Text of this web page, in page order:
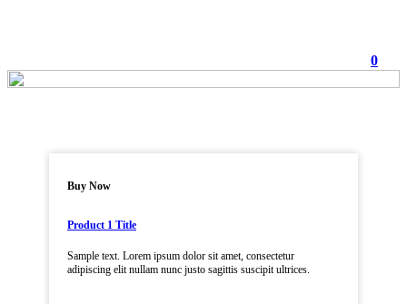
0
Buy Now
Product 1 Title
Sample text. Lorem ipsum dolor sit amet, consectetur
adipiscing elit nullam nunc justo sagittis suscipit ultrices.